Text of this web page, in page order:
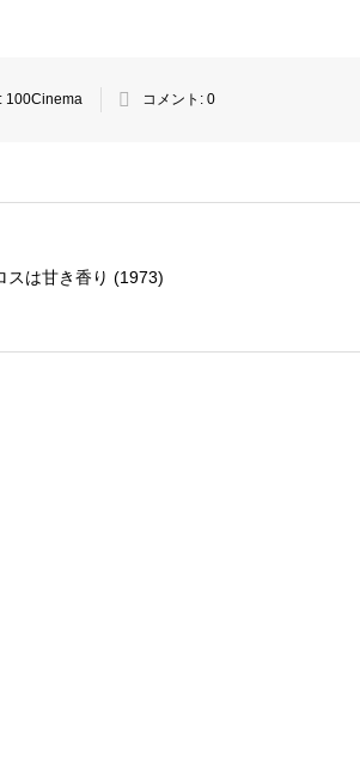
100Cinema コメント: 0
スは甘き香り (1973)